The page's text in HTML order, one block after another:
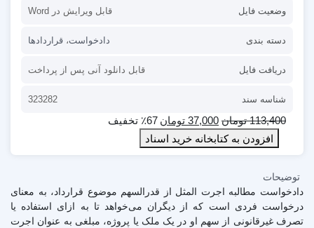
وضعیت فایل قابل ویرایش در Word
دسته بندی دادخواست، قراردادها
دریافت فایل قابل دانلود آنی پس از پرداخت
شناسه سند 323282
113,400 تومان 37,000 تومان ٪67 تخفیف
افزودن به کتابخانه خرید اسناد
توضیحات
دادخواست مطالبه اجرت المثل از قدرالسهم موضوع قرارداد، به معنای
درخواست فردی است که از دیگران می‌خواهد تا به ازای استفاده یا
تصرف غیرقانونی از سهم او در یک ملک یا پروژه، مبلغی به عنوان اجرت